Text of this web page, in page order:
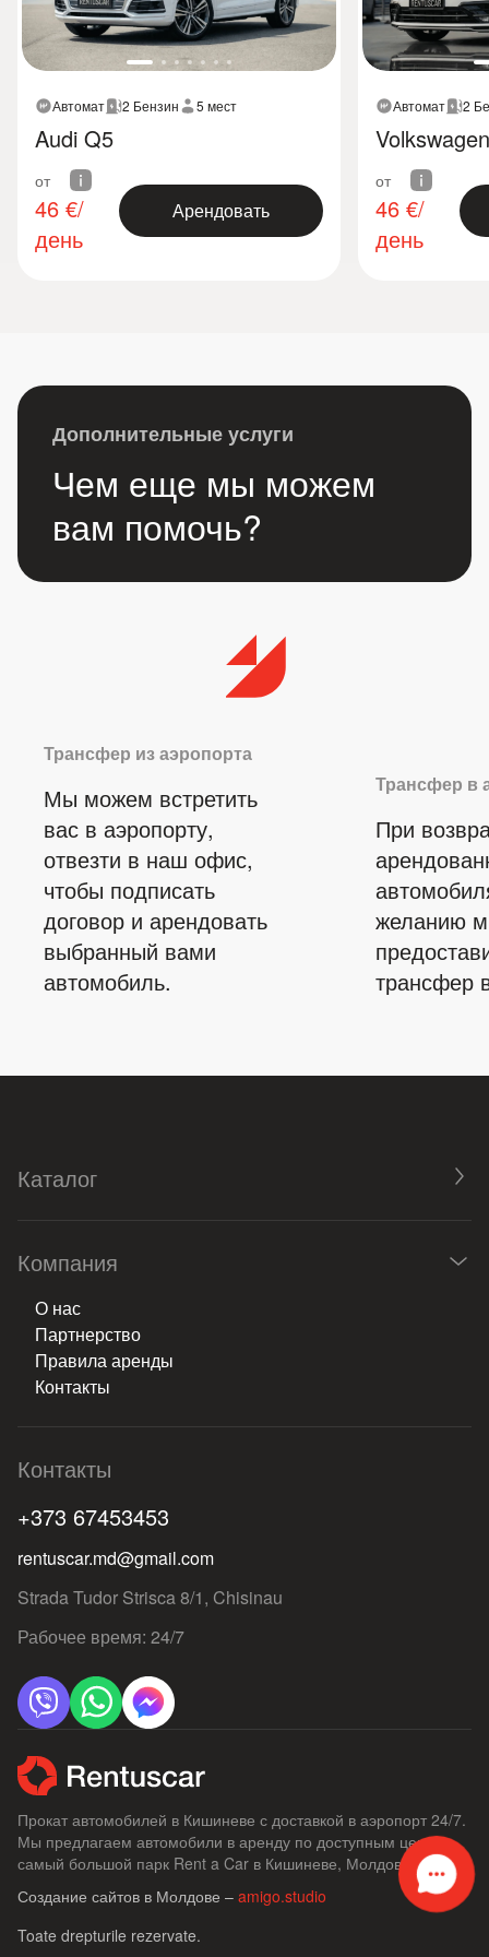
Автомат 2 Бензин 5 мест
Audi Q5
от
46 €/
день
Арендовать
Автомат 2
от
46 €/
день
Дополнительные услуги
Чем еще мы можем
вам помочь?
Трансфер из аэропорта
Мы можем встретить
вас в аэропорту,
отвезти в наш офис,
чтобы подписать
договор и арендовать
выбранный вами
автомобиль.
Трансфер в
При
желанию
трансфер
Прокат автомобилей в Кишиневе с доставкой в ​​аэропорт 24/7.
Мы предлагаем автомобили в аренду по доступным ценам,
самый большой парк Rent a Car в Кишиневе, Молдове.
Создание сайтов в Молдове – amigo.studio
Toate drepturile rezervate.
Каталог
Компания
О нас
Партнерство
Правила аренды
Контакты
Контакты
+373 67453453
rentuscar.md@gmail.com
Strada Tudor Strisca 8/1, Chisinau
Рабочее время: 24/7